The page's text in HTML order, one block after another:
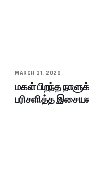
MARCH 31, 2020
மகள் பிறந்த
பரிசளித்த